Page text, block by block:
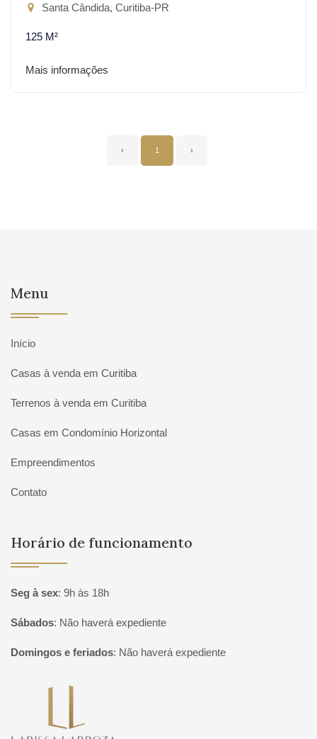
Santa Cândida, Curitiba-PR
125 M²
Mais informações
‹ 1 ›
Menu
Início
Casas à venda em Curitiba
Terrenos à venda em Curitiba
Casas em Condomínio Horizontal
Empreendimentos
Contato
Horário de funcionamento
Seg à sex: 9h às 18h
Sábados: Não haverá expediente
Domingos e feriados: Não haverá expediente